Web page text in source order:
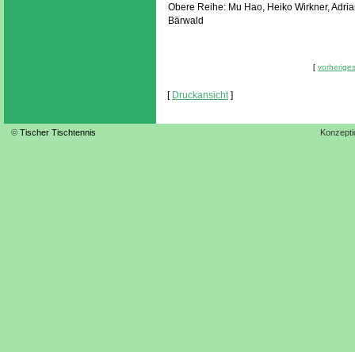
Obere Reihe: Mu Hao, Heiko Wirkner,
Bärwald
[
[ Druckansicht]
© Tischer Tischtennis